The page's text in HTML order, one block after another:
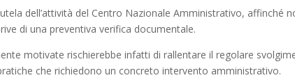
dell’attività del Centro Nazionale Amministrativo, affinché
di una preventiva verifica documentale.
motivate rischierebbe infatti di rallentare il regolare
che richiedono un concreto intervento amministrativo.